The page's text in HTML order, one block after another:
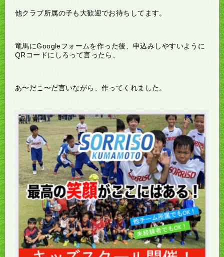
他クラブ所属の子も大歓迎でお待ちしてます。
竜馬にGoogleフォームを作った後、申込みしやすいように
QRコードにしろって言ったら、
あ〜だこ〜だ言いながら、作ってくれました。